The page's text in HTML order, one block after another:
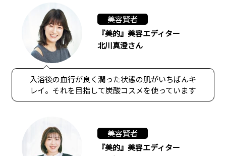
美容賢者
『美的』美容エディター
北川真澄さん
入浴後の血行が良く潤った状態の肌がいちばんキ
レイ。それを目指して炭酸コスメを使っています
美容賢者
『美的』美容エディター